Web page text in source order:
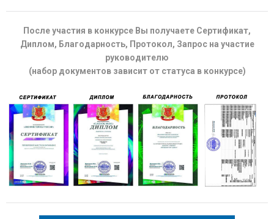
После участия в конкурсе Вы получаете Сертификат,
Диплом, Благодарность, Протокол, Запрос на участие
руководителю
(набор документов зависит от статуса в конкурсе)